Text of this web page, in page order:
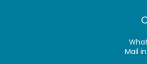
Mail